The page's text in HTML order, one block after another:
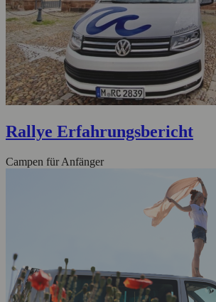
Rallye Erfahrungsbericht
Campen für Anfänger